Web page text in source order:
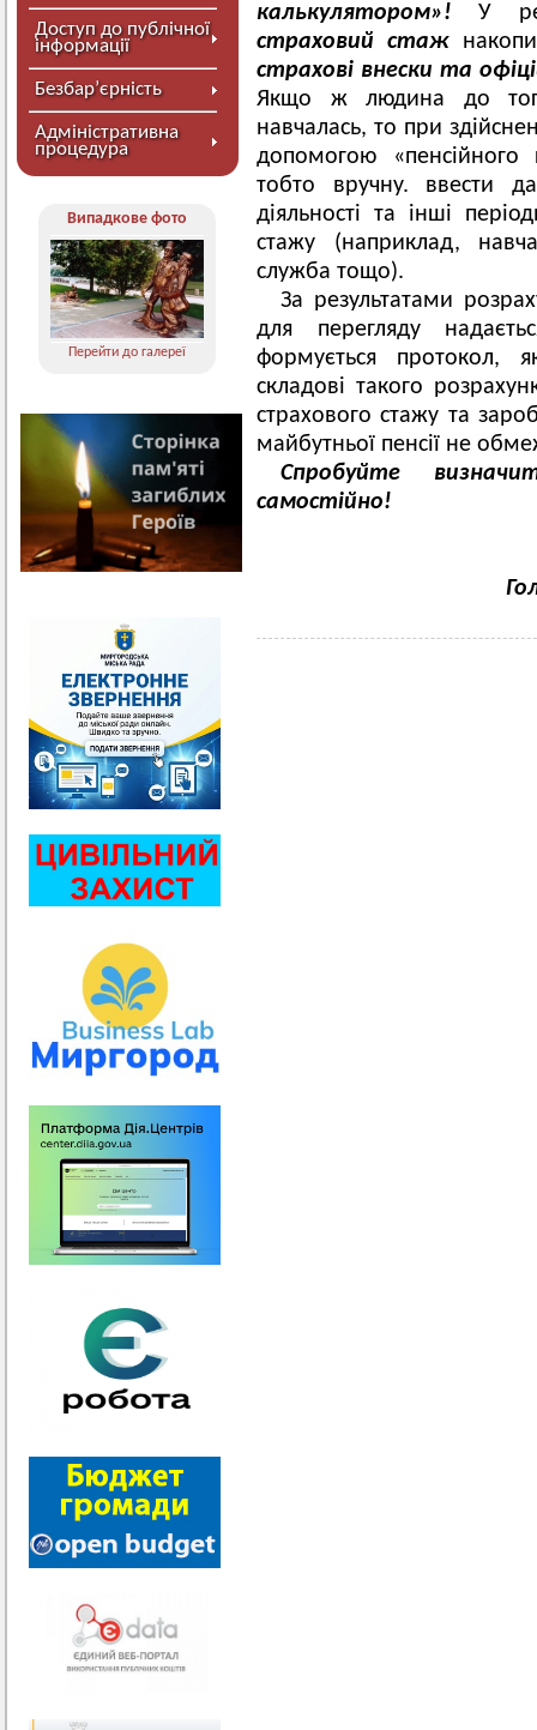
Доступ до публічної
інформації
Безбар’єрність
Адміністративна
процедура
Випадкове фото
Перейти до галереї
калькулятором»!У
страховий стаж
страхові внески та
Якщо ж людина до
навчалась, то при
допомогою «пенсійного
тобто вручну. ввести
діяльності та інші
стажу (наприклад,
служба тощо).
За результатами
для перегляду
формується протокол,
складові такого
страхового стажу та
майбутньої пенсії не
Спробуйте
самостійно!